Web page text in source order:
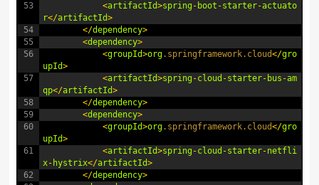
53
54
55
56
57
58
59
60
61
62
<artifactId>spring - boot -starter-actuato
r</artifactId>
</dependency>
<dependency>
<groupId>org.springframework.cloud</gro
upId>
<artifactId>spring -cloud -starter- bus -am
qp</artifactId>
</dependency>
<dependency>
<groupId>org.springframework.cloud</gro
upId>
<artifactId>spring -cloud -starter-netfli
x- hystrix</artifactId>
</dependency>